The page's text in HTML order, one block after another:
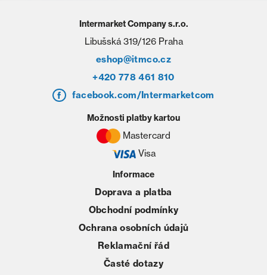
Intermarket Company s.r.o.
Libušská 319/126 Praha
eshop@itmco.cz
+420 778 461 810
facebook.com/Intermarketcom
Informace
Doprava a platba
Obchodní podmínky
Ochrana osobních údajů
Reklamační řád
Časté dotazy
Možnosti platby kartou
Mastercard
Visa